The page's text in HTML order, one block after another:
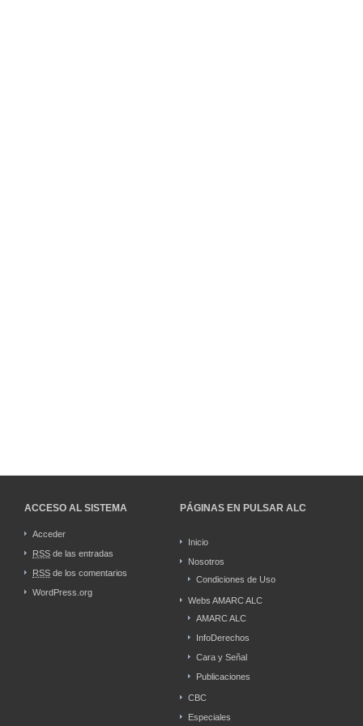
ACCESO AL SISTEMA
Acceder
RSS de las entradas
RSS de los comentarios
WordPress.org
PÁGINAS EN PULSAR ALC
Inicio
Nosotros
Condiciones de Uso
Webs AMARC ALC
AMARC ALC
InfoDerechos
Cara y Señal
Publicaciones
CBC
Especiales